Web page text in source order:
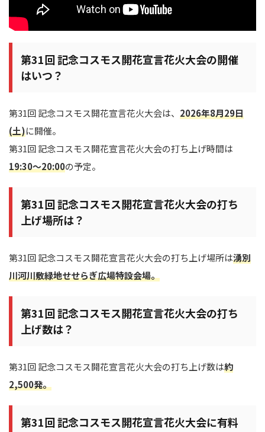
第31回 記念コスモス開花宣言花火大会の開催
はいつ？
第31回 記念コスモス開花宣言花火大会は、 2026年8月29日
(土)に開催。
第31回 記念コスモス開花宣言花火大会の打ち上げ時間は
19:30～20:00の予定。
第31回 記念コスモス開花宣言花火大会の打ち
上げ場所は？
第31回 記念コスモス開花宣言花火大会の打ち上げ場所は湧別
川河川敷緑地せせらぎ広場特設会場。
第31回 記念コスモス開花宣言花火大会の打ち
上げ数は？
第31回 記念コスモス開花宣言花火大会の打ち上げ数は約
2,500発。
第31回 記念コスモス開花宣言花火大会に有料